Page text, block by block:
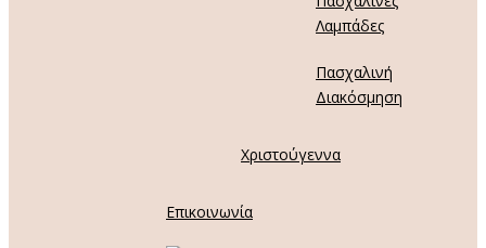
Λαμπάδες
Πασχαλινή
Διακόσμηση
Χριστούγεννα
Επικοινωνία